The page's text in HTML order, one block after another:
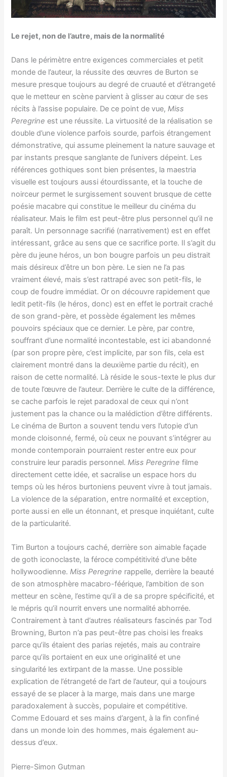
Le rejet, non de l’autre, mais de la normalité
Dans le périmètre entre exigences commerciales et petit
monde de l’auteur, la réussite des œuvres de Burton se
mesure presque toujours au degré de cruauté et d’étrangeté
que le metteur en scène parvient à glisser au cœur de ses
récits à l’assise populaire. De ce point de vue,Miss
Peregrine est une réussite. La virtuosité de la réalisation se
double d’une violence parfois sourde, parfois étrangement
démonstrative, qui assume pleinement la nature sauvage et
par instants presque sanglante de l’univers dépeint. Les
références gothiques sont bien présentes, la maestria
visuelle est toujours aussi étourdissante, et la touche de
noirceur permet le surgissement souvent brusque de cette
poésie macabre qui constitue le meilleur du cinéma du
réalisateur. Mais le film est peut-être plus personnel qu’il ne
paraît. Un personnage sacrifié (narrativement) est en effet
intéressant, grâce au sens que ce sacrifice porte. Il s’agit du
père du jeune héros, un bon bougre parfois un peu distrait
mais désireux d’être un bon père. Le sien ne l’a pas
vraiment élevé, mais s’est rattrapé avec son petit-fils, le
coup de foudre immédiat. Or on découvre rapidement que
ledit petit-fils (le héros, donc) est en effet le portrait craché
de son grand-père, et possède également les mêmes
pouvoirs spéciaux que ce dernier. Le père, par contre,
souffrant d’une normalité incontestable, est ici abandonné
(par son propre père, c’est implicite, par son fils, cela est
clairement montré dans la deuxième partie du récit), en
raison de cette normalité. Là réside le sous-texte le plus dur
de toute l’œuvre de l’auteur. Derrière le culte de la différence,
se cache parfois le rejet paradoxal de ceux qui n’ont
justement pas la chance ou la malédiction d’être différents.
Le cinéma de Burton a souvent tendu vers l’utopie d’un
monde cloisonné, fermé, où ceux ne pouvant s’intégrer au
monde contemporain pourraient rester entre eux pour
construire leur paradis personnel.Miss Peregrine filme
directement cette idée, et sacralise un espace hors du
temps où les héros burtoniens peuvent vivre à tout jamais.
La violence de la séparation, entre normalité et exception,
porte aussi en elle un étonnant, et presque inquiétant, culte
de la particularité.
Tim Burton a toujours caché, derrière son aimable façade
de goth iconoclaste, la féroce compétitivité d’une bête
hollywoodienne.Miss Peregrine rappelle, derrière la beauté
de son atmosphère macabro-féérique, l’ambition de son
metteur en scène, l’estime qu’il a de sa propre spécificité, et
le mépris qu’il nourrit envers une normalité abhorrée.
Contrairement à tant d’autres réalisateurs fascinés par Tod
Browning, Burton n’a pas peut-être pas choisi les freaks
parce qu’ils étaient des parias rejetés, mais au contraire
parce qu’ils portaient en eux une originalité et une
singularité les extirpant de la masse. Une possible
explication de l’étrangeté de l’art de l’auteur, qui a toujours
essayé de se placer à la marge, mais dans une marge
paradoxalement à succès, populaire et compétitive.
Comme Edouard et ses mains d’argent, à la fin confiné
dans un monde loin des hommes, mais également au-
dessus d’eux.
Pierre-Simon Gutman